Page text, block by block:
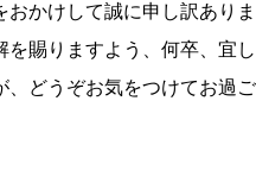
おかけして誠に申し訳あり
賜りますよう、何卒、宜
、どうぞお気をつけてお過